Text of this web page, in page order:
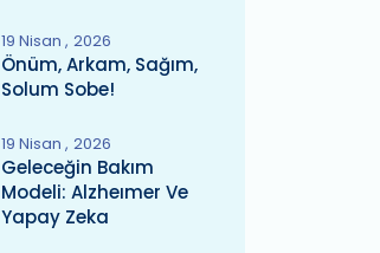
19 Nisan 2026
Önüm, Arkam, Sağım,
Solum Sobe!
19 Nisan 2026
Geleceğin Bakım
Modeli: Alzheımer Ve
Yapay Zeka